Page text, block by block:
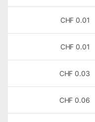
0.01
CHF
0.01
CHF
0.03
CHF
0.06
CHF